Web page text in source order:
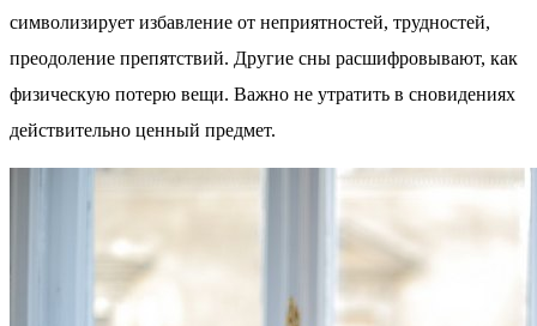
символизирует избавление от неприятностей, трудностей,
преодоление препятствий. Другие сны расшифровывают, как
физическую потерю вещи. Важно не утратить в сновидениях
действительно ценный предмет.